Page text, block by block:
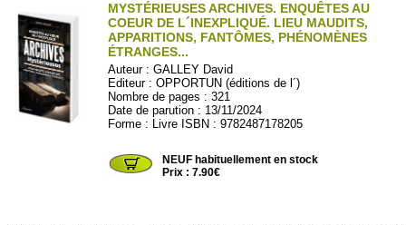
MYSTÉRIEUSES ARCHIVES. ENQUÊTES AU
COEUR DE L´INEXPLIQUÉ. LIEU MAUDITS,
APPARITIONS, FANTÔMES, PHÉNOMÈNES
ÉTRANGES...
Auteur :GALLEY David
Editeur :OPPORTUN (éditions de l´)
Nombre de pages : 321
Date de parution : 13/11/2024
Forme : Livre ISBN : 9782487178205
NEUF habituellement en stock
Prix : 7.90€